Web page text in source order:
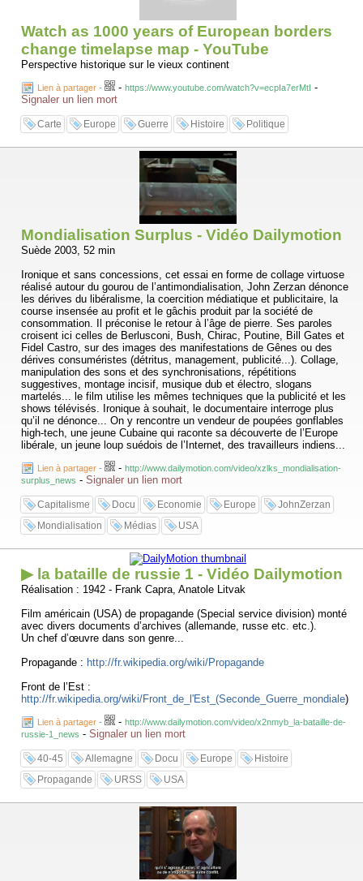
Watch as 1000 years of European borders
change timelapse map - YouTube
Perspective historique sur le vieux continent
Lien à partager - - https://www.youtube.com/watch?v=ecpIa7erMtI -
Signaler un lien mort
Carte Europe Guerre Histoire Politique
Mondialisation Surplus - Vidéo Dailymotion
Suède 2003, 52 min
Ironique et sans concessions, cet essai en forme de collage virtuose
réalisé autour du gourou de l’antimondialisation, John Zerzan dénonce
les dérives du libéralisme, la coercition médiatique et publicitaire, la
course insensée au profit et le gâchis produit par la société de
consommation. Il préconise le retour à l’âge de pierre. Ses paroles
croisent ici celles de Berlusconi, Bush, Chirac, Poutine, Bill Gates et
Fidel Castro, sur des images des manifestations de Gênes ou des
dérives consuméristes (détritus, management, publicité...). Collage,
manipulation des sons et des synchronisations, répétitions
suggestives, montage incisif, musique dub et électro, slogans
martelés... le film utilise les mêmes techniques que la publicité et les
shows télévisés. Ironique à souhait, le documentaire interroge plus
qu’il ne dénonce... On y rencontre un vendeur de poupées gonflables
high-tech, une jeune Cubaine qui raconte sa découverte de l’Europe
libérale, un jeune loup suédois de l’Internet, des travailleurs indiens...
Lien à partager - - http://www.dailymotion.com/video/xzlks_mondialisation-
surplus_news - Signaler un lien mort
Capitalisme Docu Economie Europe
JohnZerzan
Mondialisation
Médias USA
▶ la bataille de russie 1 - Vidéo Dailymotion
Réalisation : 1942 - Frank Capra, Anatole Litvak
Film américain (USA) de propagande (Special service division) monté
avec divers documents d’archives (allemande, russe etc. etc.).
Un chef d’œuvre dans son genre...
Propagande : http://fr.wikipedia.org/wiki/Propagande
Front de l’Est :
http://fr.wikipedia.org/wiki/Front_de_l'Est_(Seconde_Guerre_mondiale)
Lien à partager - - http://www.dailymotion.com/video/x2nmyb_la-bataille-de-
russie-1_news - Signaler un lien mort
40-45 Allemagne Docu Europe
Histoire
Propagande
URSS USA